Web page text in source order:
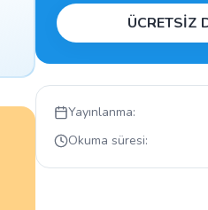
ÜCRETSİZ
Yayınlanma:
Okuma süresi: